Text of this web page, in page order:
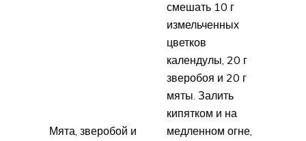
Мята, зверобой и
смешать 10 г
измельченных
цветков
календулы, 20 г
зверобоя и 20 г
мяты. Залить
кипятком и на
медленном огне,